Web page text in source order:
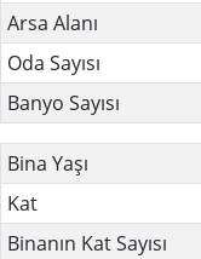
Arsa Alanı
Oda Sayısı
Banyo Sayısı
Bina Yaşı
Kat
Binanın Kat Sayısı